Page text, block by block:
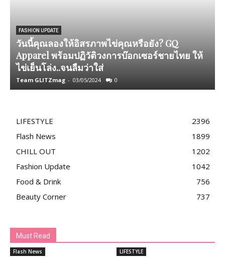
FASHION UPDATE
วันนี้คุณลองให้อิสรภาพไข่คุณหรือยัง? GQ
Apparel พร้อมปฏิวัติวงการบ๊อกเซอร์ชายไทย ให้
ไข่เย็นโล่ง..จนลืมว่าใส่
Team GLITZmag - 03/05/2024 0
LIFESTYLE
2396
Flash News
1899
CHILL OUT
1202
Fashion Update
1042
Food & Drink
756
Beauty Corner
737
Must Read
Flash News LIFESTYLE